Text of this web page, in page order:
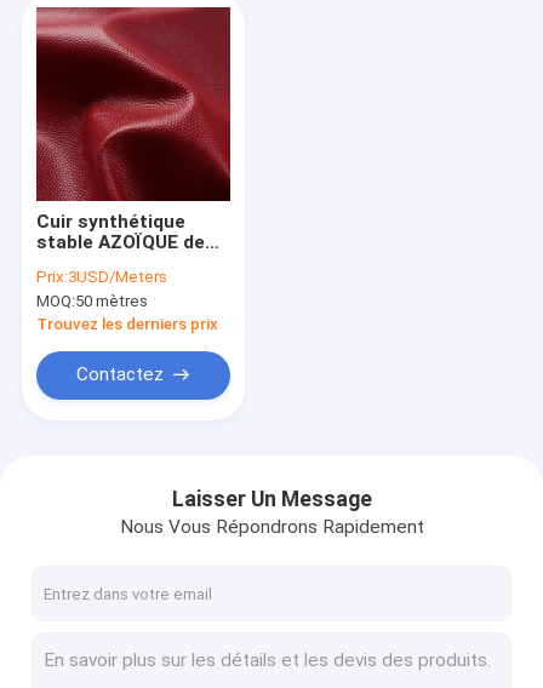
Produits
A propos de nous
Contact
Tissu enduit de Microfiber
Tissu en cuir de silicone
Cuir synthétique d'unité centrale
Cuir artificiel de suède
Cuir synthétique
stable AZOÏQUE de
0.65mm Microfiber
de cuir de meubles
de PORTÉE
Prix:3USD/Meters
MOQ:50 mètres
Trouvez les derniers prix
Contactez
Laisser Un Message
Nous Vous Répondrons Rapidement